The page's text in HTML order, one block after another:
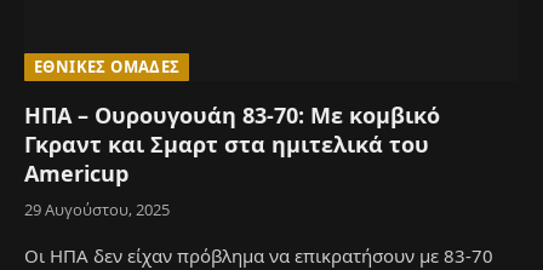
ΕΘΝΙΚΈΣ ΟΜΆΔΕΣ
ΗΠΑ – Ουρουγουάη 83-70: Με κομβικό
Γκραντ και Σμαρτ στα ημιτελικά του
Americup
29 Αυγούστου, 2025
Οι ΗΠΑ δεν είχαν πρόβλημα να επικρατήσουν με 83-70